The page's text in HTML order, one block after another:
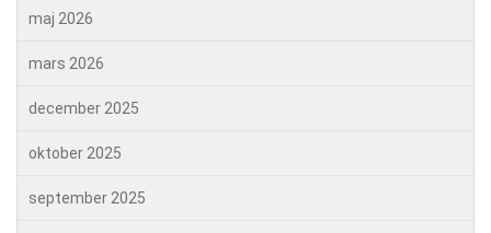
maj 2026
mars 2026
december 2025
oktober 2025
september 2025